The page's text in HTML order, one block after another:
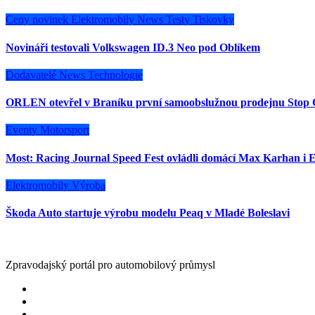
Ceny novinek Elektromobily News Testy Tiskovky
Novináři testovali Volkswagen ID.3 Neo pod Oblíkem
Dodavatelé News Technologie
ORLEN otevřel v Braníku první samoobslužnou prodejnu Stop
Eventy Motorsport
Most: Racing Journal Speed Fest ovládli domácí Max Karhan i
Elektromobily Výroba
Škoda Auto startuje výrobu modelu Peaq v Mladé Boleslavi
Zpravodajský portál pro automobilový průmysl